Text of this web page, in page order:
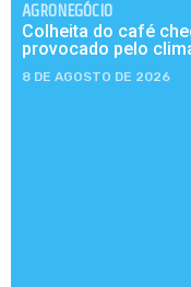
AGRONEGÓCIO
Colheita do café
provocado pelo
8 DE AGOSTO DE 2026